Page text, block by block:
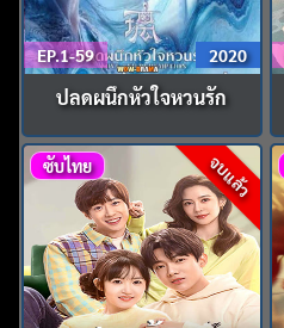
EP.1-59 2020
ปลดผนึกหัวใจหวนรัก
จบแล้ว
ซับไทย